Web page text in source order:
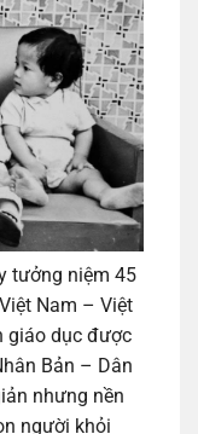
tưởng niệm 45
Nam – Việt
giáo dục được
Bản – Dân
nhưng nền
người khỏi